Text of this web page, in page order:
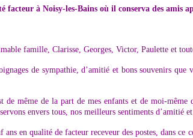
facteur à Noisy-les-Bains où il conserva des
famille, Clarisse, Georges, Victor, Paulette et
de sympathie, d’amitié et bons souvenirs
de même de la part de mes enfants et de moi-
envers tous, nos meilleurs sentiments d’amitié
en qualité de facteur receveur des postes, dans